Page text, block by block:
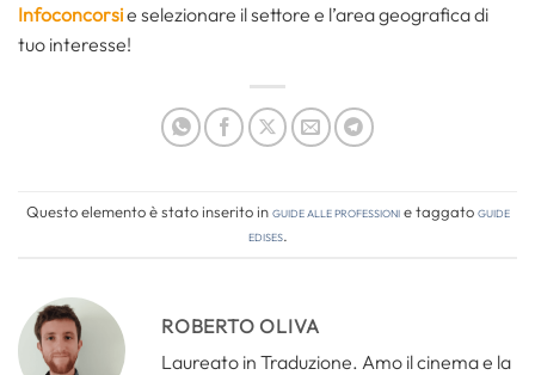
Infoconcorsie selezionare il settore e l’area geografica di
tuo interesse!
Questo elemento è stato inserito inGuide alle professionie taggatoguide
edises.
ROBERTO OLIVA
Laureato in Traduzione. Amo il cinema e la